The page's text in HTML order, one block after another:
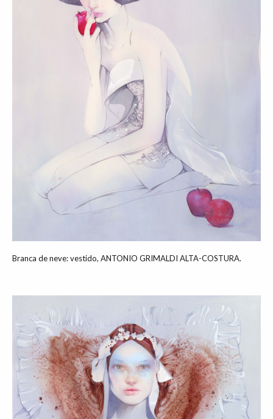
Branca de neve: vestido, ANTONIO GRIMALDI ALTA-COSTURA.